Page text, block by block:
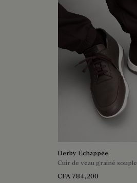
Derby Échappée
Cuir de veau grainé souple
CFA 784,200